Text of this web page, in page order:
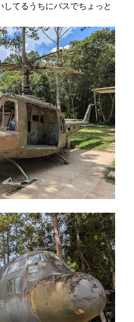
てるうちにバスでちょっと